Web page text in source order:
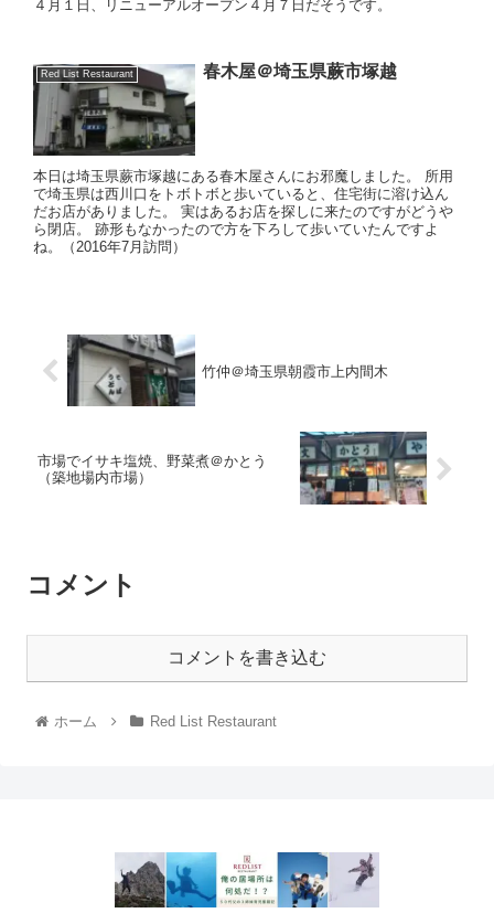
４月１日、リニューアルオープン４月７日だそうです。
Red List Restaurant 春木屋＠埼玉県蕨市塚越
本日は埼玉県蕨市塚越にある春木屋さんにお邪魔しました。 所用
で埼玉県は西川口をトボトボと歩いていると、住宅街に溶け込ん
だお店がありました。 実はあるお店を探しに来たのですがどうや
ら閉店。 跡形もなかったので方を下ろして歩いていたんですよ
ね。（2016年7月訪問）
竹仲＠埼玉県朝霞市上内間木
市場でイサキ塩焼、野菜煮＠かとう
（築地場内市場）
コメント
コメントを書き込む
ホーム Red List Restaurant